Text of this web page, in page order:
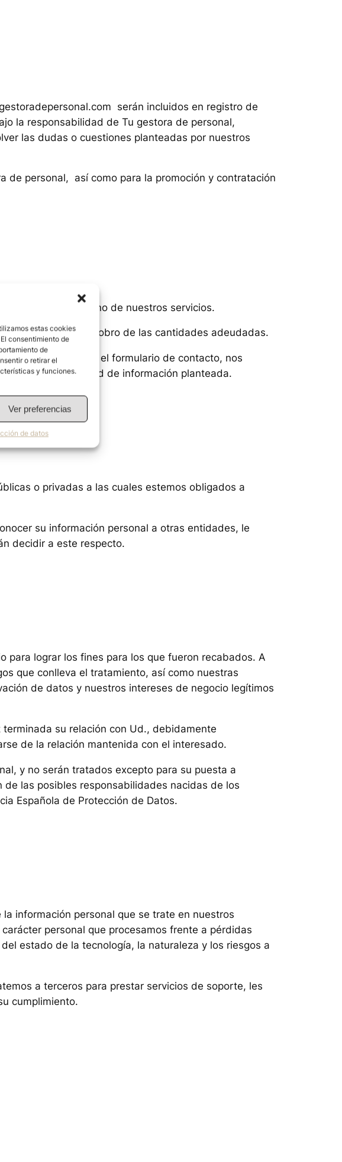
estas cookies
consentimiento de
de
o retirar el
y funciones.
Ver preferencias
de datos
serán incluidos en registro de
la responsabilidad de Tu gestora de personal,
las dudas o cuestiones planteadas por nuestros
de personal, así como para la promoción y contratación
o contrata alguno de nuestros servicios.
para gestionar el cobro de las cantidades adeudadas.
que figura en el formulario de contacto, nos
consulta o solicitud de información planteada.
o privadas a las cuales estemos obligados a
su información personal a otras entidades, le
decidir a este respecto.
para lograr los fines para los que fueron recabados. A
que conlleva el tratamiento, así como nuestras
de datos y nuestros intereses de negocio legítimos
su relación con Ud., debidamente
de la relación mantenida con el interesado.
, y no serán tratados excepto para su puesta a
las posibles responsabilidades nacidas de los
Española de Protección de Datos.
información personal que se trate en nuestros
personal que procesamos frente a pérdidas
estado de la tecnología, la naturaleza y los riesgos a
a terceros para prestar servicios de soporte, les
cumplimiento.